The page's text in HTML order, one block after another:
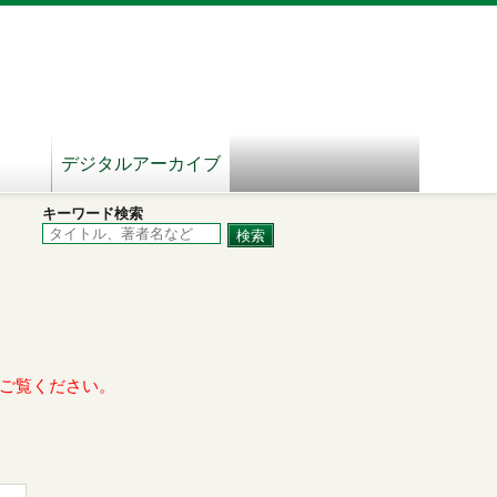
デジタルアーカイブ
キーワード検索
覧ください。